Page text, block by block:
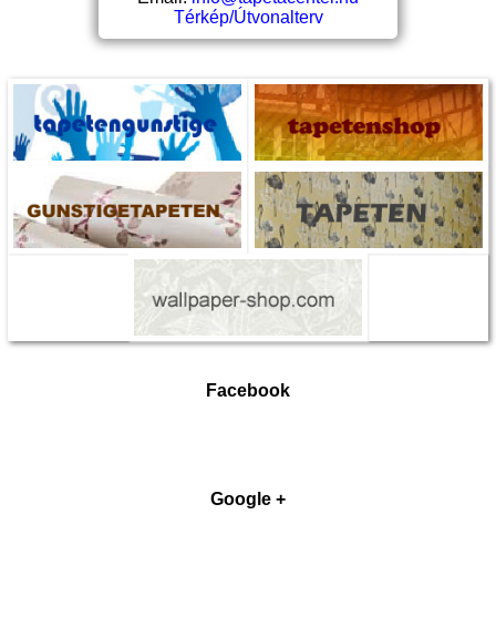
Térkép/Útvonalterv
Facebook
Google +